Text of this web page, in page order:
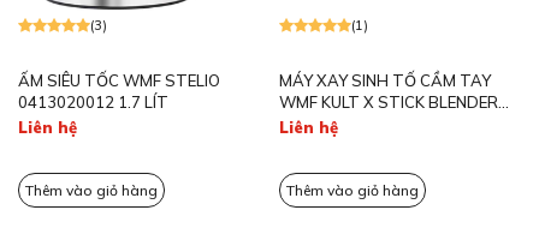
(3)
ẤM SIÊU TỐC WMF STELIO
0413020012 1.7 LÍT
Liên hệ
Thêm vào giỏ hàng
(1)
MÁY XAY SINH TỐ CẦM TAY
WMF KULT X STICK BLENDER
EDITION (EU VERSION)
Liên hệ
Thêm vào giỏ hàng